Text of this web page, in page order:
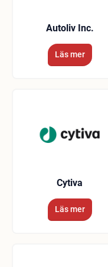
Autoliv Inc.
Läs mer
Cytiva
Läs mer